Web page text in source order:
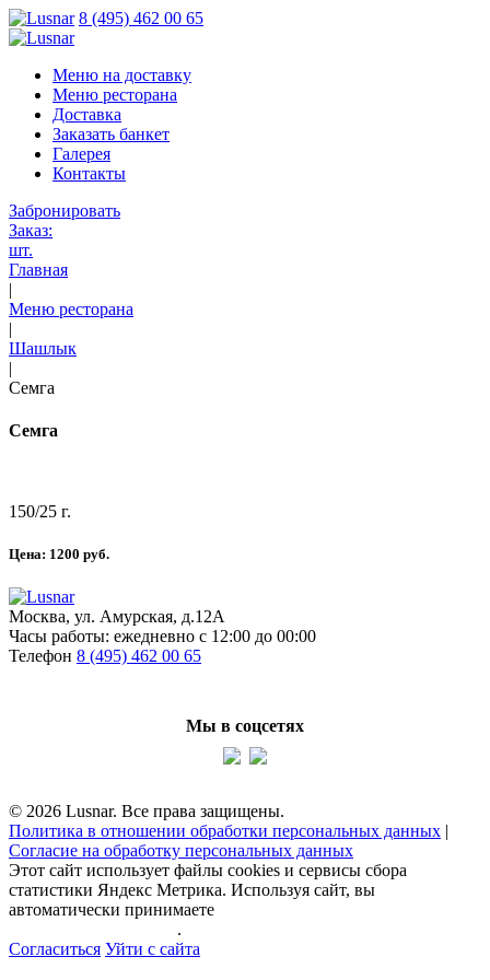
8 (495) 462 00 65
Меню на доставку
Меню ресторана
Доставка
Заказать банкет
Галерея
Контакты
Забронировать
Заказ:
шт.
Главная
|
Меню ресторана
|
Шашлык
|
Семга
Семга
150/25 г.
Цена: 1200 руб.
Москва, ул. Амурская, д.12А
Часы работы: ежедневно с 12:00 до 00:00
Телефон 8 (495) 462 00 65
Мы в соцсетях
© 2026 Lusnar. Все права защищены.
Политика в отношении обработки персональных данных |
Согласие на обработку персональных данных
Этот сайт использует файлы cookies и сервисы сбора
статистики Яндекс Метрика. Используя сайт, вы
автоматически принимаете
.
Согласиться Уйти с сайта